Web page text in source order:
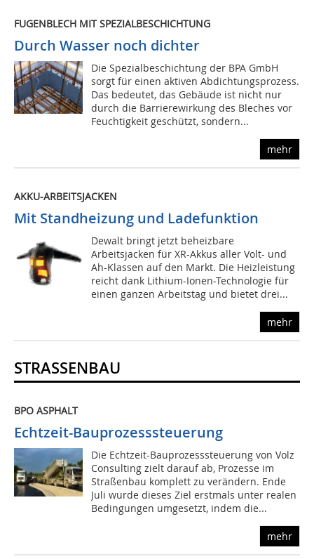
FUGENBLECH MIT SPEZIALBESCHICHTUNG
Durch Wasser noch dichter
Die Spezialbeschichtung der BPA GmbH
sorgt für einen aktiven Abdichtungsprozess.
Das bedeutet, das Gebäude ist nicht nur
durch die Barrierewirkung des Bleches vor
Feuchtigkeit geschützt, sondern...
mehr
AKKU-ARBEITSJACKEN
Mit Standheizung und Ladefunktion
Dewalt bringt jetzt beheizbare
Arbeitsjacken für XR-Akkus aller Volt- und
Ah-Klassen auf den Markt. Die Heizleistung
reicht dank Lithium-Ionen-Technologie für
einen ganzen Arbeitstag und bietet drei...
mehr
STRASSENBAU
BPO ASPHALT
Echtzeit-Bauprozesssteuerung
Die Echtzeit-Bauprozesssteuerung von Volz
Consulting zielt darauf ab, Prozesse im
Straßenbau komplett zu verändern. Ende
Juli wurde dieses Ziel erstmals unter realen
Bedingungen umgesetzt, indem die...
mehr